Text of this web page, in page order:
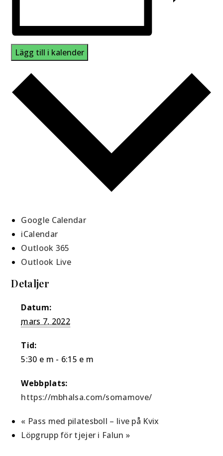
Lägg till i kalender
Google Calendar
iCalendar
Outlook 365
Outlook Live
Detaljer
Datum:
mars 7, 2022
Tid:
5:30 e m - 6:15 e m
Webbplats:
https://mbhalsa.com/somamove/
« Pass med pilatesboll – live på Kvix
Löpgrupp för tjejer i Falun »